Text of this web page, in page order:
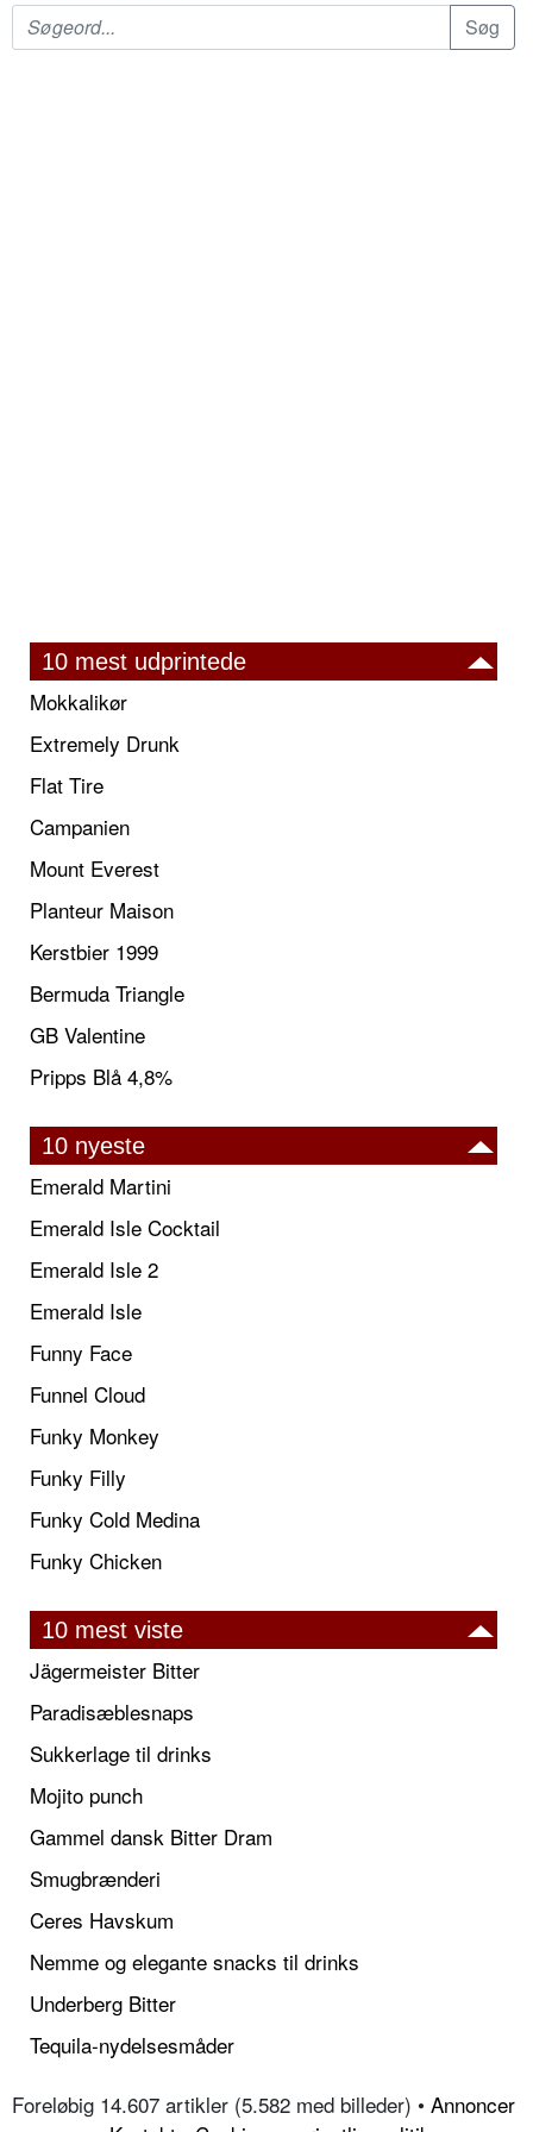
10 mest udprintede
Mokkalikør
Extremely Drunk
Flat Tire
Campanien
Mount Everest
Planteur Maison
Kerstbier 1999
Bermuda Triangle
GB Valentine
Pripps Blå 4,8%
10 nyeste
Emerald Martini
Emerald Isle Cocktail
Emerald Isle 2
Emerald Isle
Funny Face
Funnel Cloud
Funky Monkey
Funky Filly
Funky Cold Medina
Funky Chicken
10 mest viste
Jägermeister Bitter
Paradisæblesnaps
Sukkerlage til drinks
Mojito punch
Gammel dansk Bitter Dram
Smugbrænderi
Ceres Havskum
Nemme og elegante snacks til drinks
Underberg Bitter
Tequila-nydelsesmåder
Foreløbig 14.607 artikler (5.582 med billeder) • Annoncer